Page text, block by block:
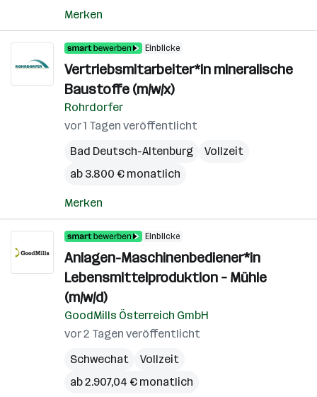
Merken
Einblicke
Vertriebsmitarbeiter*in mineralische
Baustoffe (m/w/x)
Rohrdorfer
vor 1 Tagen veröffentlicht
Bad Deutsch-Altenburg
Vollzeit
ab 3.800 € monatlich
Merken
Einblicke
Anlagen-Maschinenbediener*in
Lebensmittelproduktion – Mühle
(m/w/d)
GoodMills Österreich GmbH
vor 2 Tagen veröffentlicht
Schwechat
Vollzeit
ab 2.907,04 € monatlich